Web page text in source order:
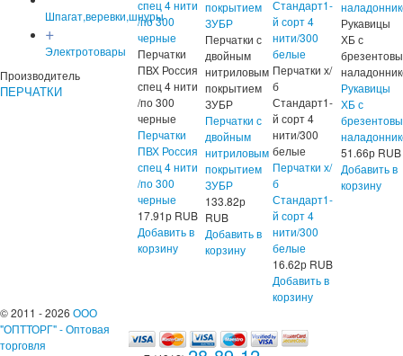
Шпагат,веревки,шнуры
+
Электротовары
Производитель
ПЕРЧАТКИ
Перчатки
ПВХ Россия
спец 4 нити
/по 300
черные
Перчатки
ПВХ Россия
спец 4 нити
/по 300
черные
17.91р RUB
Добавить в
корзину
Перчатки с
двойным
нитриловым
покрытием
ЗУБР
Перчатки с
двойным
нитриловым
покрытием
ЗУБР
133.82р
RUB
Добавить в
корзину
Перчатки х/
б
Стандарт1-
й сорт 4
нити/300
белые
Перчатки х/
б
Стандарт1-
й сорт 4
нити/300
белые
16.62р RUB
Добавить в
корзину
Рукавицы
ХБ с
Рукавицы
ХБ с
51.66р RUB
Добавить в
корзину
© 2011 - 2026 ООО
"ОПТТОРГ" - Оптовая
торговля